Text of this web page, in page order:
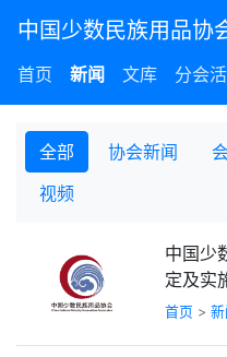
中国少数民族用品协
首页
新闻 文库 分会
全部 协会新闻
视频
中国少
定及实
首页 > 新